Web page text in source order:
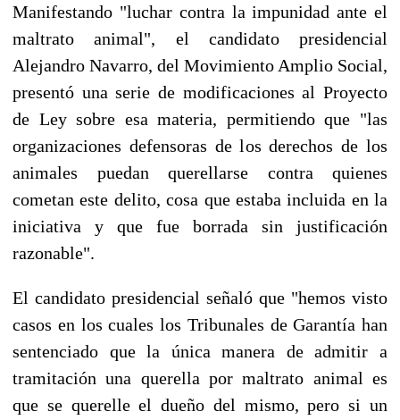
Manifestando "luchar contra la impunidad ante el
maltrato animal", el candidato presidencial
Alejandro Navarro, del Movimiento Amplio Social,
presentó una serie de modificaciones al Proyecto
de Ley sobre esa materia, permitiendo que "las
organizaciones defensoras de los derechos de los
animales puedan querellarse contra quienes
cometan este delito, cosa que estaba incluida en la
iniciativa y que fue borrada sin justificación
razonable".
El candidato presidencial señaló que "hemos visto
casos en los cuales los Tribunales de Garantía han
sentenciado que la única manera de admitir a
tramitación una querella por maltrato animal es
que se querelle el dueño del mismo, pero si un